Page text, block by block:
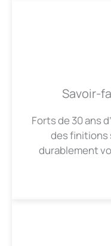
Savoir-
Forts de 30 ans
des finitions
durablement